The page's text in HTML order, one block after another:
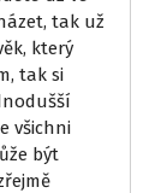
tak už
který
tak si
všichni
být